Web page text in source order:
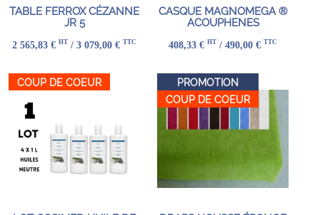
TABLE FERROX CÉZANNE
JR 5
2 565,83 € HT / 3 079,00 € TTC
CASQUE MAGNOMEGA ®
ACOUPHENES
408,33 € HT / 490,00 € TTC
COUP DE COEUR
PROMOTION
COUP DE COEUR